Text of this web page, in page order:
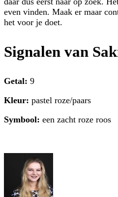
even vinden. Maak er maar
het voor je doet.
Signalen van
Getal: 9
Kleur: pastel roze/paars
Symbool: een zacht roze roos